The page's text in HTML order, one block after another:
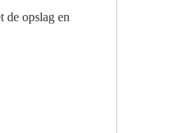
de opslag en